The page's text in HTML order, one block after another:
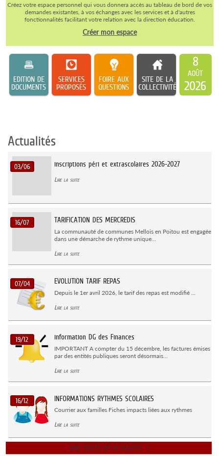
Créez votre espace personnel qui vous donnera accès au tableau de bord de vos
demandes existantes, à vos échanges avec les services et à d'autres
fonctionnalités facilitant votre relation avec la direction éducation.
Créer mon espace
EDITION DE
DOCUMENTS
SERVICES
PROPOSÉS
FOIRE AUX
QUESTIONS
SITE DE LA
COLLECTIVITÉ
8
AOÛT
2026
Actualités
03/06 inscriptions péri et extrascolaires 2026-2027
Lire la suite
16/07 TARIFICATION DES MERCREDIS
La communauté de communes Mellois en Poitou est engagée
dans une démarche de rythme unique...
Lire la suite
07/04 EVOLUTION TARIF REPAS
Depuis le 1er avril 2026, le tarif des repas est modifié ...
Lire la suite
19/12 information DG des Finances
IMPORTANT A compter du 15 décembre, les factures émises
par des entités publiques seront désormais...
Lire la suite
16/12 INFORMATIONS RYTHMES SCOLAIRES
Courrier aux familles Fiches impacts liées aux rythmes
Lire la suite
VOIR TOUTES LES ACTUALITÉS